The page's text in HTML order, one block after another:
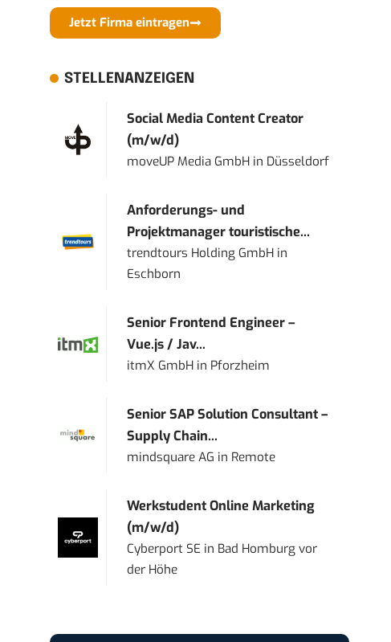
Jetzt Firma eintragen
STELLENANZEIGEN
Social Media Content Creator
(m/w/d)
moveUP Media GmbH in Düsseldorf
Anforderungs- und
Projektmanager touristische...
trendtours Holding GmbH in
Eschborn
Senior Frontend Engineer –
Vue.js / Jav...
itmX GmbH in Pforzheim
Senior SAP Solution Consultant –
Supply Chain...
mindsquare AG in Remote
Werkstudent Online Marketing
(m/w/d)
Cyberport SE in Bad Homburg vor
der Höhe